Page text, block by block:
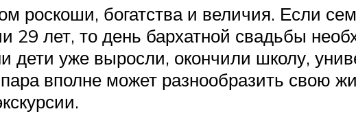
роскоши, богатства и величия. Если
29 лет, то день бархатной свадьбы
дети уже выросли, окончили школу,
вполне может разнообразить свою